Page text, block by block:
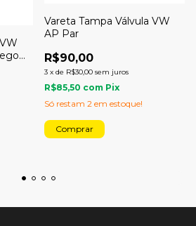
Vareta Tampa Válvula VW
AP Par
R$90,00
3 x de R$30,00 sem juros
R$85,50 com Pix
Só restam 2 em estoque!
Comprar